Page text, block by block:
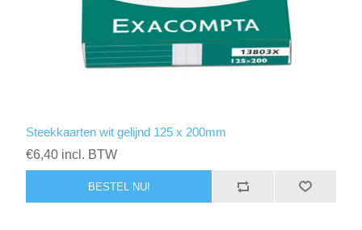
Steekkaarten wit gelijnd 125 x 200mm
€6,40 incl. BTW